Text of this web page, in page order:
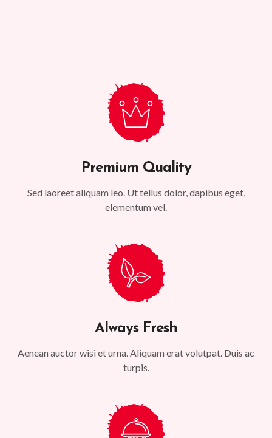
Premium Quality
Sed laoreet aliquam leo. Ut tellus dolor, dapibus eget,
elementum vel.
Always Fresh
Aenean auctor wisi et urna. Aliquam erat volutpat. Duis ac
turpis.